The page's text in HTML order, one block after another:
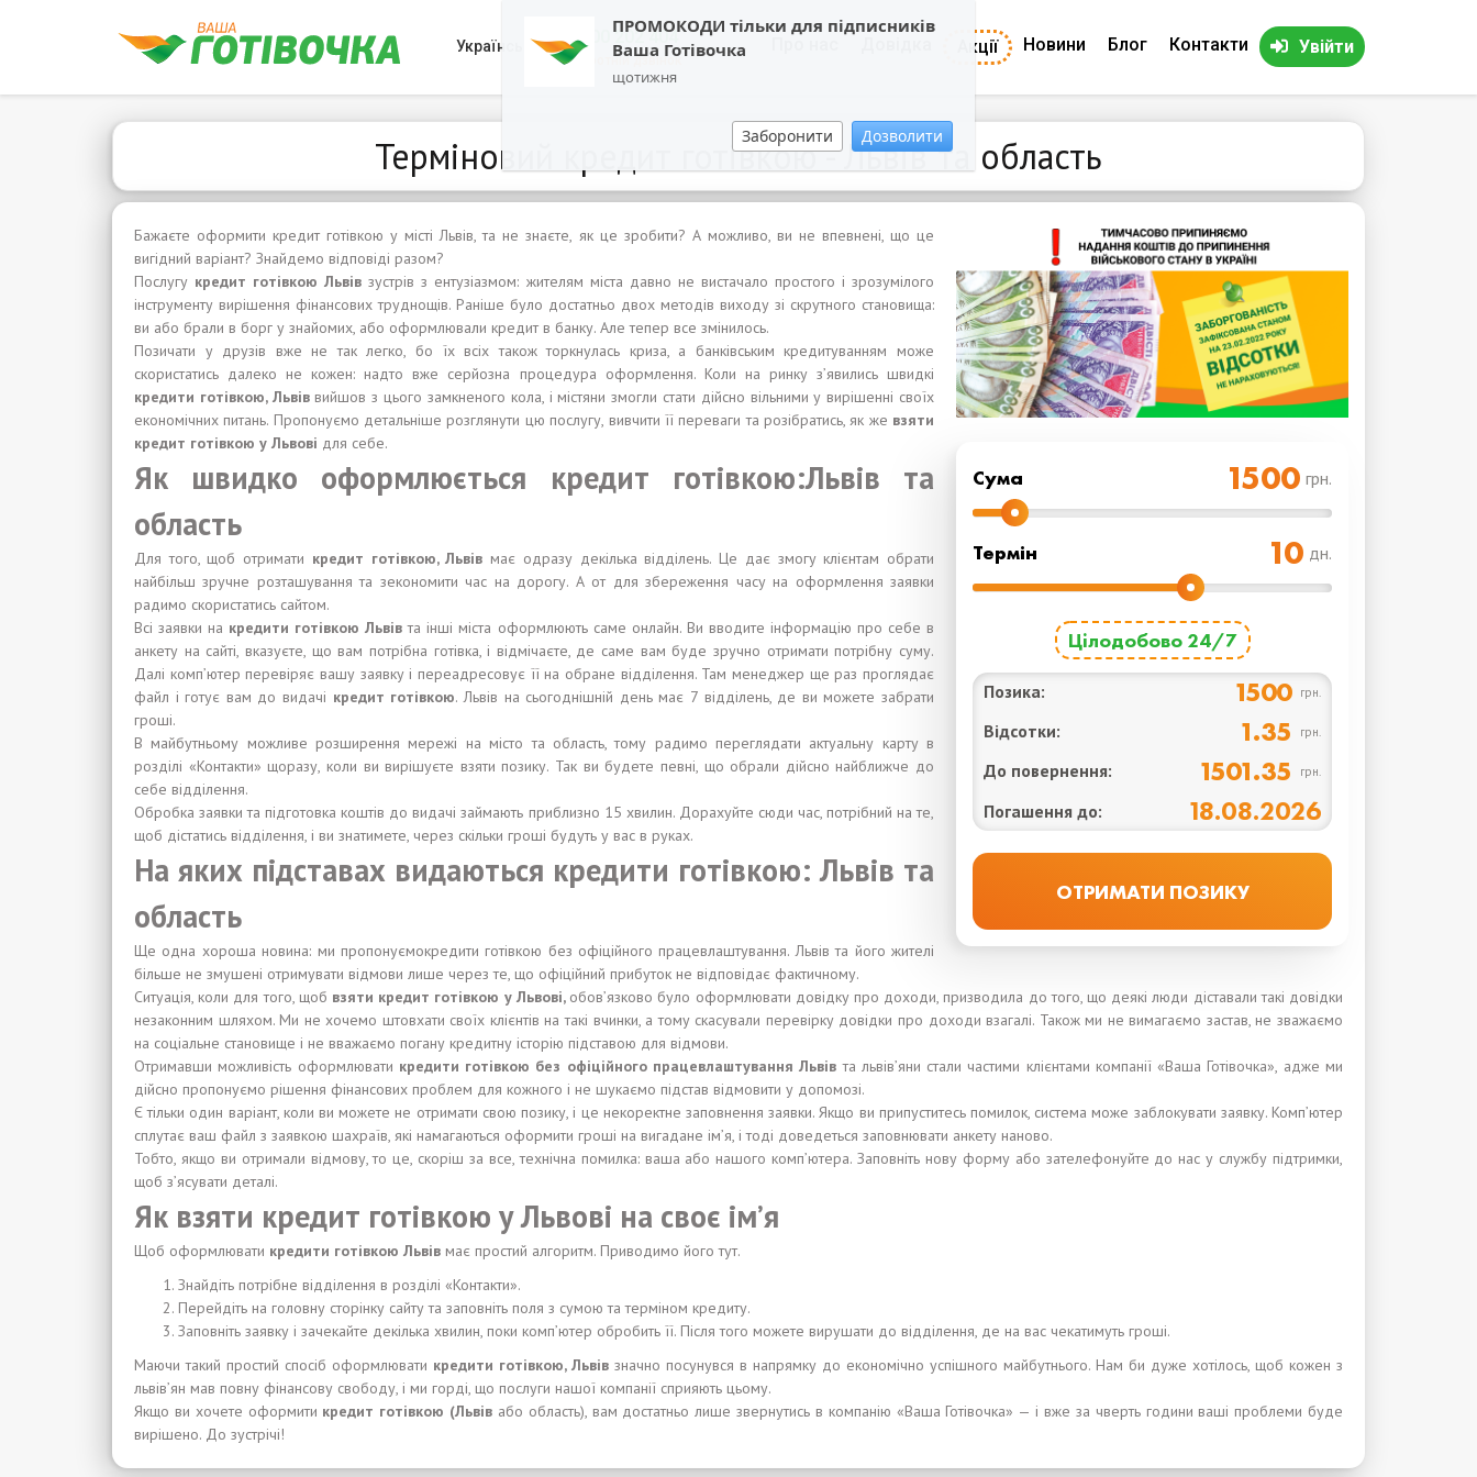
ПРОМОКОДИ тільки для підписників
Ваша Готівочка
щотижня
Заборонити Дозволити
Українська 0800 202 404
Зворотній дзвінок
Акції Новини Блог Контакти Увійти
Терміновий кредит готівкою - Львів та область
Cума грн.
Термін дн.
Цілодобово 24/7
Позика: 1500 грн.
Відсотки: 1.35 грн.
До повернення: 1501.35 грн.
Погашення до: 18.08.2026
Бажаєте оформити кредит готівкою у місті Львів, та не знаєте, як це зробити? А можливо, ви не впевнені, що це
вигідний варіант? Знайдемо відповіді разом?
Послугу кредит готівкою Львівзустрів з ентузіазмом: жителям міста давно не вистачало простого і зрозумілого
інструменту вирішення фінансових труднощів. Раніше було достатньо двох методів виходу зі скрутного становища:
ви або брали в борг у знайомих, або оформлювали кредит в банку. Але тепер все змінилось.
Позичати у друзів вже не так легко, бо їх всіх також торкнулась криза, а банківським кредитуванням може
скористатись далеко не кожен: надто вже серйозна процедура оформлення. Коли на ринку з’явились швидкі
кредити готівкою, Львів вийшов з цього замкненого кола, і містяни змогли стати дійсно вільними у вирішенні своїх
економічних питань. Пропонуємо детальніше розглянути цю послугу, вивчити її переваги та розібратись, як же взяти
кредит готівкою у Львові для себе.
Як швидко оформлюється кредит готівкою:Львів та
область
Для того, щоб отримати кредит готівкою, Львів має одразу декілька відділень. Це дає змогу клієнтам обрати
найбільш зручне розташування та зекономити час на дорогу. А от для збереження часу на оформлення заявки
радимо скористатись сайтом.
Всі заявки на кредити готівкою Львівта інші міста оформлюють саме онлайн. Ви вводите інформацію про себе в
анкету на сайті, вказуєте, що вам потрібна готівка, і відмічаєте, де саме вам буде зручно отримати потрібну суму.
Далі комп’ютер перевіряє вашу заявку і переадресовує її на обране відділення. Там менеджер ще раз проглядає
файл і готує вам до видачі кредит готівкою. Львів на сьогоднішній день має 7 відділень, де ви можете забрати
гроші.
В майбутньому можливе розширення мережі на місто та область, тому радимо переглядати актуальну карту в
розділі «Контакти» щоразу, коли ви вирішуєте взяти позику. Так ви будете певні, що обрали дійсно найближче до
себе відділення.
Обробка заявки та підготовка коштів до видачі займають приблизно 15 хвилин. Дорахуйте сюди час, потрібний на те,
щоб дістатись відділення, і ви знатимете, через скільки гроші будуть у вас в руках.
На яких підставах видаються кредити готівкою: Львів та
область
Ще одна хороша новина: ми пропонуємокредити готівкою без офіційного працевлаштування. Львів та його жителі
більше не змушені отримувати відмови лише через те, що офіційний прибуток не відповідає фактичному.
Ситуація, коли для того, щоб взяти кредит готівкою у Львові, обов’язково було оформлювати довідку про доходи, призводила до того, що деякі люди діставали такі довідки
незаконним шляхом. Ми не хочемо штовхати своїх клієнтів на такі вчинки, а тому скасували перевірку довідки про доходи взагалі. Також ми не вимагаємо застав, не зважаємо
на соціальне становище і не вважаємо погану кредитну історію підставою для відмови.
Отримавши можливість оформлювати кредити готівкою без офіційного працевлаштування Львівта львів’яни стали частими клієнтами компанії «Ваша Готівочка», адже ми
дійсно пропонуємо рішення фінансових проблем для кожного і не шукаємо підстав відмовити у допомозі.
Є тільки один варіант, коли ви можете не отримати свою позику, і це некоректне заповнення заявки. Якщо ви припуститесь помилок, система може заблокувати заявку. Комп’ютер
сплутає ваш файл з заявкою шахраїв, які намагаються оформити гроші на вигадане ім’я, і тоді доведеться заповнювати анкету наново.
Тобто, якщо ви отримали відмову, то це, скоріш за все, технічна помилка: ваша або нашого комп’ютера. Заповніть нову форму або зателефонуйте до нас у службу підтримки,
щоб з’ясувати деталі.
Як взяти кредит готівкою у Львові на своє ім’я
Щоб оформлювати кредити готівкою Львів має простий алгоритм. Приводимо його тут.
Знайдіть потрібне відділення в розділі «Контакти».
Перейдіть на головну сторінку сайту та заповніть поля з сумою та терміном кредиту.
Заповніть заявку і зачекайте декілька хвилин, поки комп’ютер обробить її. Після того можете вирушати до відділення, де на вас чекатимуть гроші.
Маючи такий простий спосіб оформлювати кредити готівкою, Львів значно посунувся в напрямку до економічно успішного майбутнього. Нам би дуже хотілось, щоб кожен з
львів’ян мав повну фінансову свободу, і ми горді, що послуги нашої компанії сприяють цьому.
Якщо ви хочете оформити кредит готівкою (Львів або область), вам достатньо лише звернутись в компанію «Ваша Готівочка» — і вже за чверть години ваші проблеми буде
вирішено. До зустрічі!